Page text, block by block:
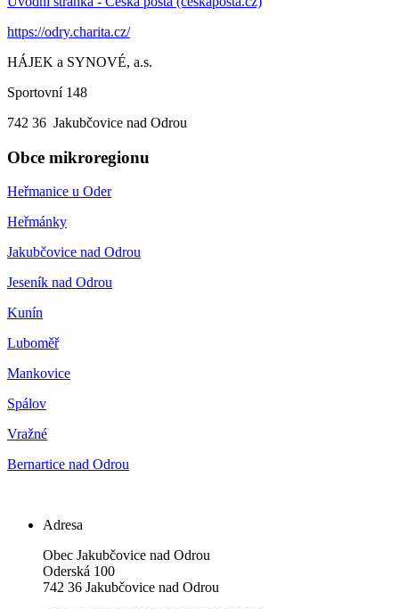
https://odry.charita.cz/
HÁJEK a SYNOVÉ, a.s.
Sportovní 148
742 36 Jakubčovice nad Odrou
Obce mikroregionu
Heřmanice u Oder
Heřmánky
Jakubčovice nad Odrou
Jeseník nad Odrou
Kunín
Luboměř
Mankovice
Spálov
Vražné
Bernartice nad Odrou
Adresa
Obec Jakubčovice nad Odrou
Oderská 100
742 36 Jakubčovice nad Odrou